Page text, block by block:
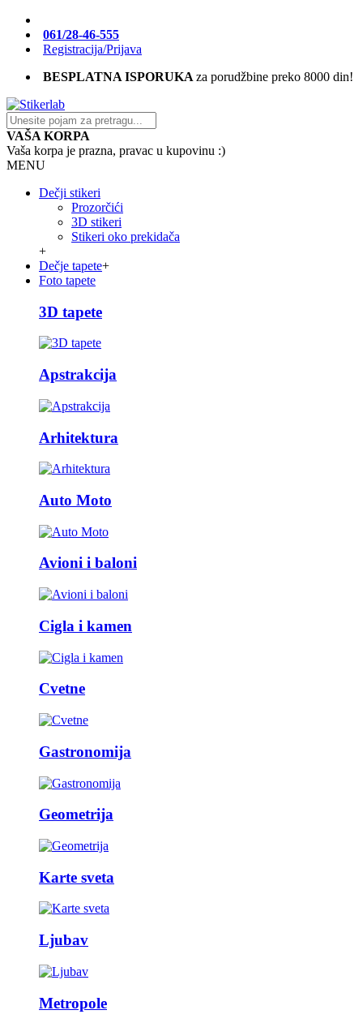
061/28-46-555
Registracija/Prijava
BESPLATNA ISPORUKA za porudžbine preko 8000 din!
VAŠA KORPA
Vaša korpa je prazna, pravac u kupovinu :)
MENU
Dečji stikeri
Prozorčići
3D stikeri
Stikeri oko prekidača
+
Dečje tapete+
Foto tapete
3D tapete
Apstrakcija
Arhitektura
Auto Moto
Avioni i baloni
Cigla i kamen
Cvetne
Gastronomija
Geometrija
Karte sveta
Ljubav
Metropole